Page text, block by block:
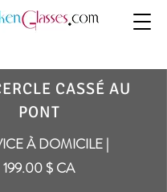
CASSÉ AU
PONT
À DOMICILE |
199.00 $ CA